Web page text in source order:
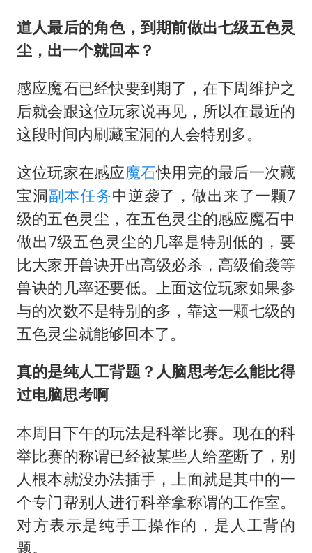
道人最后的角色，到期前做出七级五色灵
尘，出一个就回本？
感应魔石已经快要到期了，在下周维护之
后就会跟这位玩家说再见，所以在最近的
这段时间内刷藏宝洞的人会特别多。
这位玩家在感应魔石快用完的最后一次藏
宝洞副本任务中逆袭了，做出来了一颗7
级的五色灵尘，在五色灵尘的感应魔石中
做出7级五色灵尘的几率是特别低的，要
比大家开兽诀开出高级必杀，高级偷袭等
兽诀的几率还要低。上面这位玩家如果参
与的次数不是特别的多，靠这一颗七级的
五色灵尘就能够回本了。
真的是纯人工背题？人脑思考怎么能比得
过电脑思考啊
本周日下午的玩法是科举比赛。现在的科
举比赛的称谓已经被某些人给垄断了，别
人根本就没办法插手，上面就是其中的一
个专门帮别人进行科举拿称谓的工作室。
对方表示是纯手工操作的，是人工背的
题。